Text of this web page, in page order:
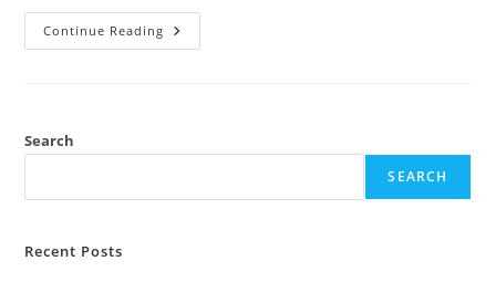
Continue Reading Terminal
Ajibarang
Search
SEARCH
Recent Posts